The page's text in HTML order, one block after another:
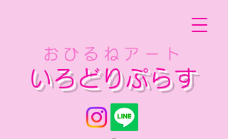
おひるねアート
いろどりぷらす